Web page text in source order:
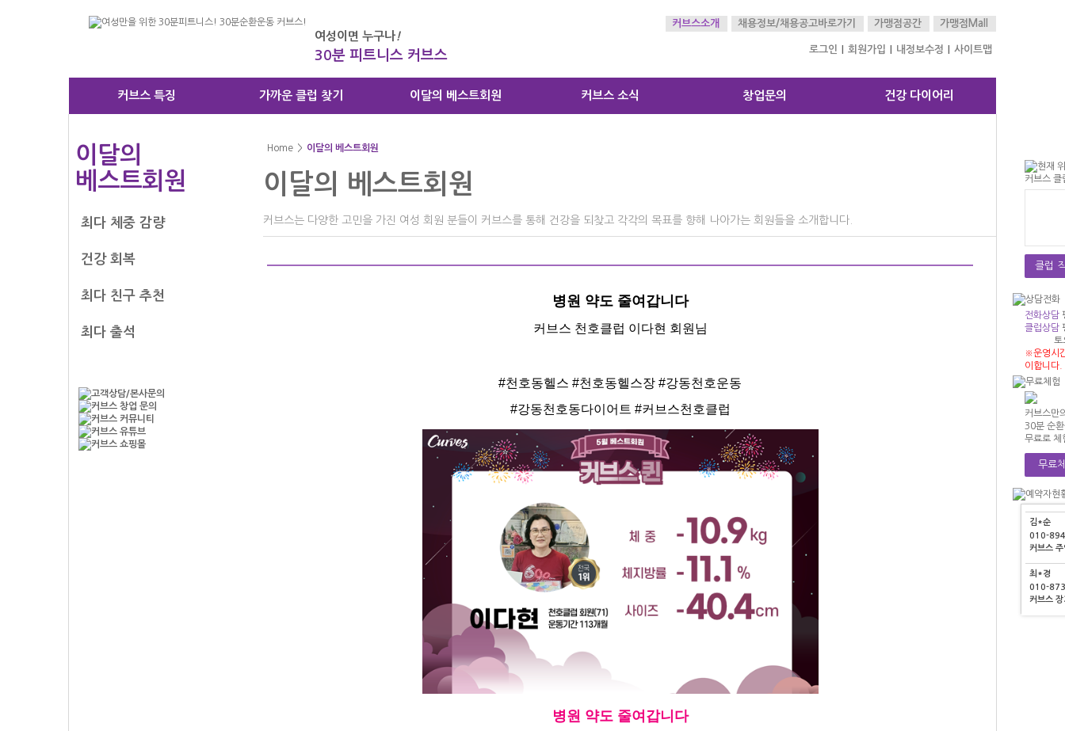
여성이면 누구나!
30분 피트니스 커브스
가맹점Mall
가맹점공간
채용정보/채용공고바로가기
커브스소개
로그인 회원가입 내정보수정 사이트맵
커브스 특징 가까운 클럽 찾기 이달의 베스트회원 커브스 소식 창업문의 건강 다이어리
이달의
베스트회원
최다 체중 감량
건강 회복
최다 친구 추천
최다 출석
Home > 이달의 베스트회원
이달의 베스트회원
커브스는 다양한 고민을 가진 여성 회원 분들이 커브스를 통해 건강을 되찾고 각각의 목표를 향해 나아가는 회원들을 소개합니다.
병원 약도 줄여갑니다
​커브스 천호클럽 이다현 회원님
#천호동헬스 #천호동헬스장 #강동천호운동
#강동천호동다이어트 #커브스천호클럽
병원 약도 줄여갑니다
클럽
전화상담
클럽상담
토
※운영시
이합니다.
커브스만
30분 순
무료로 체
무료
최*경
010-
커브스
정*영
010-
커브스 노
정*원
010-
커브스
박*연
커브스 마
김*순
010-
커브스
최*경
010-
커브스